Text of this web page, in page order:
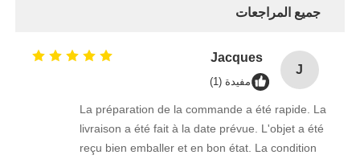
جميع المراجعات
J
Jacques
مفيدة (1)
La préparation de la commande a été rapide. La
livraison a été fait à la date prévue. L'objet a été
reçu bien emballer et en bon état. La condition